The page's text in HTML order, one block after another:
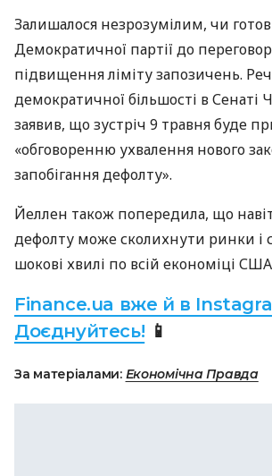
Залишалося незрозумілим, чи
Демократичної партії до
підвищення ліміту запозичень.
демократичної більшості в Сенаті
заявив, що зустріч 9 травня буде
«обговоренню ухвалення нового
запобігання дефолту».
Йеллен також попередила, що
дефолту може сколихнути ринки і
шокові хвилі по всій економіці
Finance.ua вже й в
Доєднуйтесь! 📱
За матеріалами: Економічна Правда